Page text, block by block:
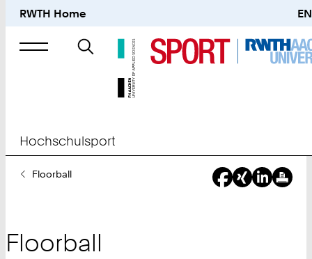
RWTH Home EN
Suche
nach
Hochschulsport
SieFloorball
Floorball